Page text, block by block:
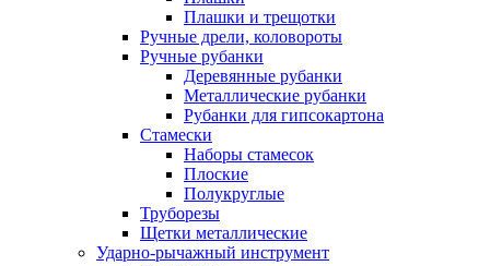
Плашки и трещотки
Ручные дрели, коловороты
Ручные рубанки
Деревянные рубанки
Металлические рубанки
Рубанки для гипсокартона
Стамески
Наборы стамесок
Плоские
Полукруглые
Труборезы
Щетки металлические
Ударно-рычажный инструмент